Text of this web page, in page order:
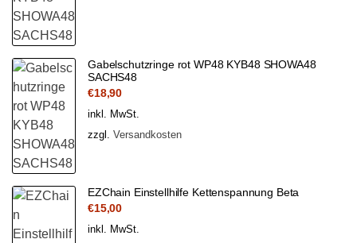
Gabelschutzringe rot WP48 KYB48 SHOWA48
SACHS48
€18,90
inkl. MwSt.
zzgl. Versandkosten
EZChain Einstellhilfe Kettenspannung Beta
€15,00
inkl. MwSt.